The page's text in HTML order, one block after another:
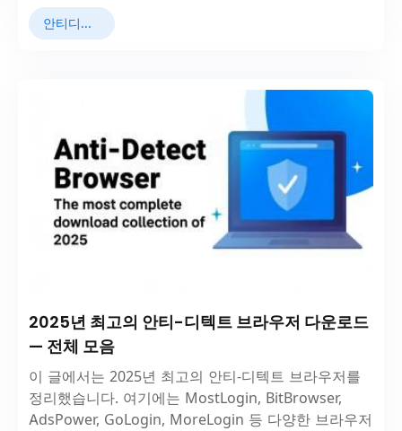
안티디텍트 브라우저
2025년 최고의 안티-디텍트 브라우저 다운로드
— 전체 모음
이 글에서는 2025년 최고의 안티-디텍트 브라우저를
정리했습니다. 여기에는 MostLogin, BitBrowser,
AdsPower, GoLogin, MoreLogin 등 다양한 브라우저